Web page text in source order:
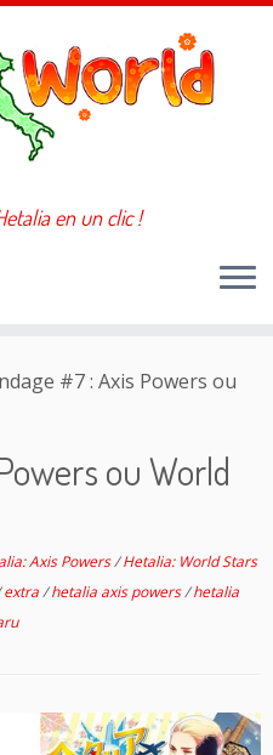
en un clic !
#7 : Axis Powers ou
ou World
Axis Powers/Hetalia: World Stars
extra/hetalia axis powers/hetalia